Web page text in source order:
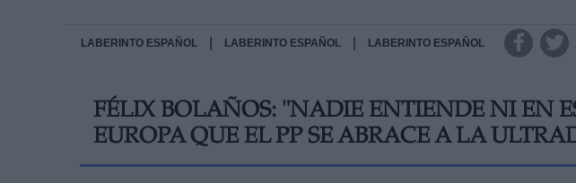
LABERINTO ESPAÑOL LABERINTO ESPAÑOL LABERINTO ESPAÑOL
FÉLIX BOLAÑOS: "NADIE ENTIENDE NI EN
EUROPA QUE EL PP SE ABRACE A LA
Destinatarios:
link
Información adicional
link